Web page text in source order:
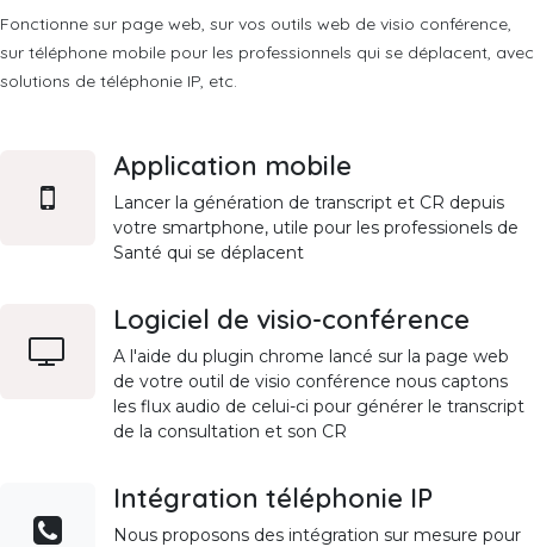
Fonctionne sur page web, sur vos outils web de visio conférence,
sur téléphone mobile pour les professionnels qui se déplacent, avec
solutions de téléphonie IP, etc.
Application mobile
Lancer la génération de transcript et CR depuis
votre smartphone, utile pour les professionels de
Santé qui se déplacent
Logiciel de visio-conférence
A l'aide du plugin chrome lancé sur la page web
de votre outil de visio conférence nous captons
les flux audio de celui-ci pour générer le transcript
de la consultation et son CR
Intégration téléphonie IP
Nous proposons des intégration sur mesure pour